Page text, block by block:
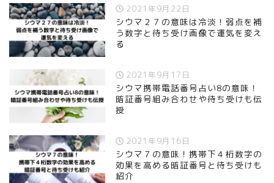
2021年9月22日
シウマ２７の意味は冷淡！弱点を補
う数字と待ち受け画像で運気を変え
る
2021年9月17日
シウマ携帯電話番号占い8の意味！
暗証番号組み合わせや待ち受けも伝
授
2021年9月16日
シウマ７の意味！携帯下４桁数字の
効果を高める暗証番号と待ち受けも
紹介